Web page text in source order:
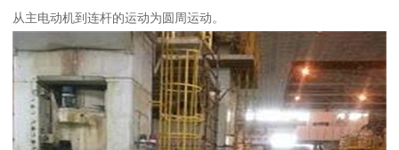
从主电动机到连杆的运动为圆周运动。